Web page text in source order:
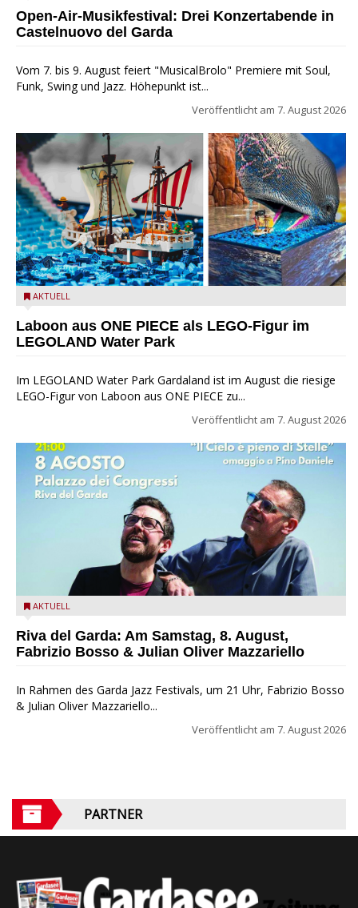
Open-Air-Musikfestival: Drei Konzertabende in
Castelnuovo del Garda
Vom 7. bis 9. August feiert "MusicalBrolo" Premiere mit Soul,
Funk, Swing und Jazz. Höhepunkt ist...
Veröffentlicht am 7. August 2026
Laboon aus ONE PIECE als LEGO-Figur im LEGOLAND Water
AKTUELL
Laboon aus ONE PIECE als LEGO-Figur im
LEGOLAND Water Park
Im LEGOLAND Water Park Gardaland ist im August die riesige
LEGO-Figur von Laboon aus ONE PIECE zu...
Veröffentlicht am 7. August 2026
Fabrizio Bosso & Julian Oliver Mazzariello zu Gast beim Garda
AKTUELL
Riva del Garda: Am Samstag, 8. August,
Fabrizio Bosso & Julian Oliver Mazzariello
In Rahmen des Garda Jazz Festivals, um 21 Uhr, Fabrizio Bosso
& Julian Oliver Mazzariello...
Veröffentlicht am 7. August 2026
PARTNER